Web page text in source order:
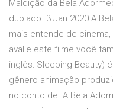
Maldição da Bela
dublado 3 Jan 2020 A
mais entende de
avalie este filme você
inglês: Sleeping Beauty)
gênero animação
no conto de A Bela